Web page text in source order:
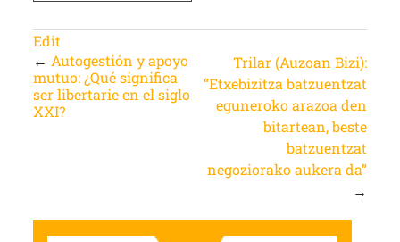
Edit
← Autogestión y apoyo
mutuo: ¿Qué significa
ser libertarie en el siglo
XXI?
Trilar (Auzoan Bizi):
“Etxebizitza batzuentzat
eguneroko arazoa den
bitartean, beste
batzuentzat
negoziorako aukera da”
→